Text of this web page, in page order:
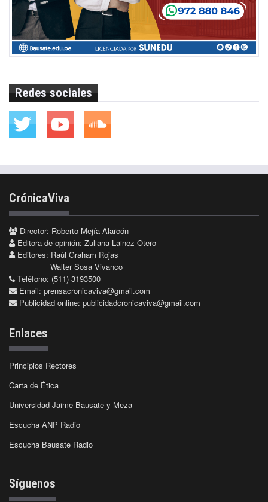
Redes sociales
CrónicaViva
Director: Roberto Mejía Alarcón
Editora de opinión: Zuliana Lainez Otero
Editores: Raúl Graham Rojas
Walter Sosa Vivanco
Teléfono: (511) 3193500
Email: prensacronicaviva@gmail.com
Publicidad online: publicidadcronicaviva@gmail.com
Enlaces
Principios Rectores
Carta de Ética
Universidad Jaime Bausate y Meza
Escucha ANP Radio
Escucha Bausate Radio
Síguenos